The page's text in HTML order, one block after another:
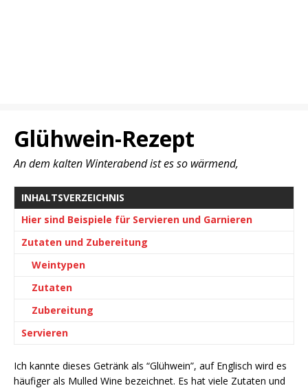
Glühwein-Rezept
An dem kalten Winterabend ist es so wärmend,
INHALTSVERZEICHNIS
Hier sind Beispiele für Servieren und Garnieren
Zutaten und Zubereitung
Weintypen
Zutaten
Zubereitung
Servieren
Ich kannte dieses Getränk als “Glühwein”, auf Englisch wird es
häufiger als Mulled Wine bezeichnet. Es hat viele Zutaten und